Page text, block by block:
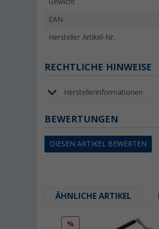
Gewicht
EAN
Hersteller Artikel-Nr.
RECHTLICHE HINWEISE
Herstellerinformationen
BEWERTUNGEN
DIESEN ARTIKEL BEWERTEN
ÄHNLICHE ARTIKEL
%